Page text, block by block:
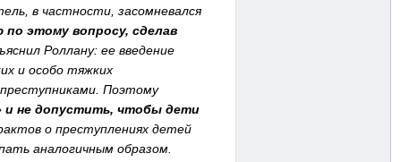
в частности, засомневался
этому вопросу, сделав
Роллану: ее введение
и особо тяжких
Поэтому
и не допустить, чтобы дети
о преступлениях детей
аналогичным образом.